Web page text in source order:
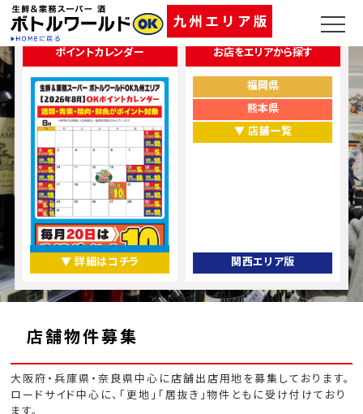
ポイントカレンダー
▼ 詳細はコチラ
お店をエリアから探す
福岡県
熊本県
▼ 店舗一覧
関西エリア版
店舗物件募集
大阪府・兵庫県・奈良県中心に店舗出店用地を募集しております。
ロードサイド中心に、「更地」「居抜き」物件ともに受け付けており